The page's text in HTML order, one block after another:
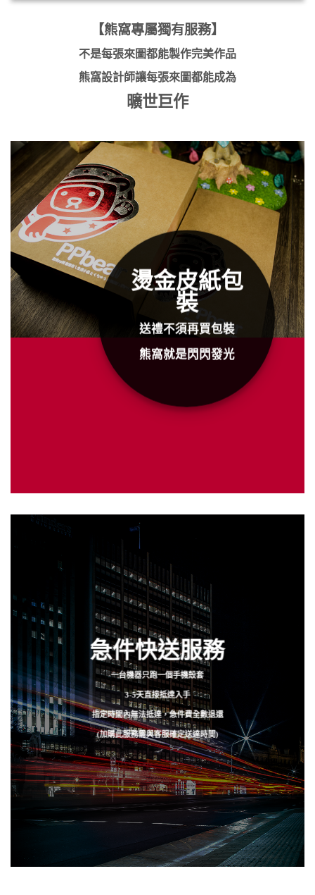
【熊窩專屬獨有服務】
不是每張來圖都能製作完美作品
熊窩設計師讓每張來圖都能成為
曠世巨作
燙金皮紙包
裝
送禮不須再買包裝
熊窩就是閃閃發光
急件快送服務
一台機器只跑一個手機殼套
3-5天直接抵達入手
指定時間內無法抵達，急件費全數退還
(加購此服務需與客服確定送達時間)